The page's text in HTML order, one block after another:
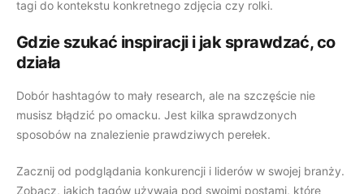
tagi do kontekstu konkretnego zdjęcia czy rolki.
Gdzie szukać inspiracji i jak sprawdzać, co
działa
Dobór hashtagów to mały research, ale na szczęście nie
musisz błądzić po omacku. Jest kilka sprawdzonych
sposobów na znalezienie prawdziwych perełek.
Zacznij od podglądania konkurencji i liderów w swojej branży.
Zobacz, jakich tagów używają pod swoimi postami, które